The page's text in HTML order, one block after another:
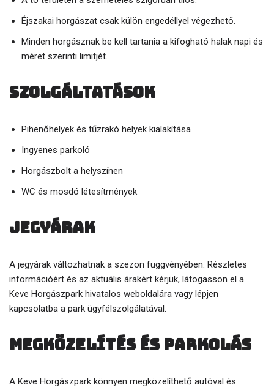
Éjszakai horgászat csak külön engedéllyel végezhető.
Minden horgásznak be kell tartania a kifogható halak napi és
méret szerinti limitjét.
Szolgáltatások
Pihenőhelyek és tűzrakó helyek kialakítása
Ingyenes parkoló
Horgászbolt a helyszínen
WC és mosdó létesítmények
Jegyárak
A jegyárak változhatnak a szezon függvényében. Részletes
információért és az aktuális árakért kérjük, látogasson el a
Keve Horgászpark hivatalos weboldalára vagy lépjen
kapcsolatba a park ügyfélszolgálatával.
Megközelítés és parkolás
A Keve Horgászpark könnyen megközelíthető autóval és